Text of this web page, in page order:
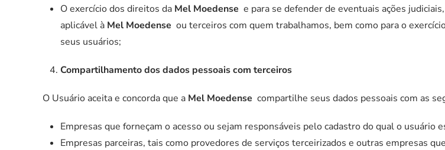
O exercício dos direitos da Mel Moedense e para se defender de eventuais ações
aplicável à Mel Moedense ou terceiros com quem trabalhamos, bem como para o
seus usuários;
Compartilhamento dos dados pessoais com terceiros
O Usuário aceita e concorda que a Mel Moedense compartilhe seus dados pessoais com as
Empresas que forneçam o acesso ou sejam responsáveis pelo cadastro do qual o usuário
Empresas parceiras, tais como provedores de serviços terceirizados e outras empresas